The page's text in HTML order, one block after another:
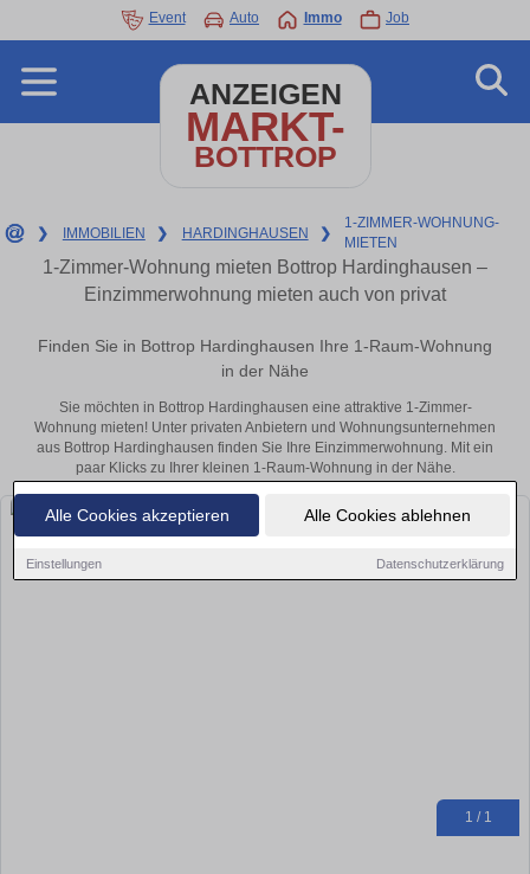
Alle Cookies akzeptieren Alle Cookies ablehnen
Einstellungen Datenschutzerklärung
Event Auto Immo Job
ANZEIGEN
MARKT-
BOTTROP
❯ IMMOBILIEN ❯ HARDINGHAUSEN ❯
1-ZIMMER-WOHNUNG-
MIETEN
1-Zimmer-Wohnung mieten Bottrop Hardinghausen –
Einzimmerwohnung mieten auch von privat
Finden Sie in Bottrop Hardinghausen Ihre 1-Raum-Wohnung
in der Nähe
Sie möchten in Bottrop Hardinghausen eine attraktive 1-Zimmer-
Wohnung mieten! Unter privaten Anbietern und Wohnungsunternehmen
aus Bottrop Hardinghausen finden Sie Ihre Einzimmerwohnung. Mit ein
paar Klicks zu Ihrer kleinen 1-Raum-Wohnung in der Nähe.
1 / 1